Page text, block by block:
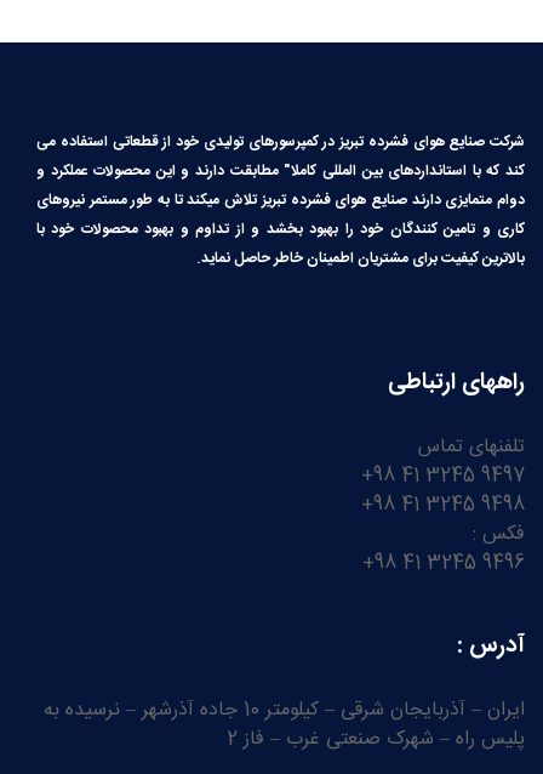
شرکت صنایع هوای فشرده تبریز در کمپرسورهای تولیدی خود از قطعاتی استفاده می
کند که با استانداردهای بین المللی کاملا″ مطابقت دارند و این محصولات عملکرد و
دوام متمایزی دارند صنایع هوای فشرده تبریز تلاش میکند تا به طور مستمر نیروهای
کاری و تامین کنندگان خود را بهبود بخشد و از تداوم و بهبود محصولات خود با
بالاترین کیفیت برای مشتریان اطمینان خاطر حاصل نماید.
راههای ارتباطی
تلفنهای تماس
9497 3245 41 98+
9498 3245 41 98+
فکس :
9496 3245 41 98+
آدرس :
ایران – آذربایجان شرقی – کیلومتر 10 جاده آذرشهر – نرسیده به
پلیس راه – شهرک صنعتی غرب – فاز 2